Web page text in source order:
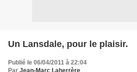
Un Lansdale, pour le plaisir.
Publié le 06/04/2011 à 22:04
Par Jean-Marc Laherrère